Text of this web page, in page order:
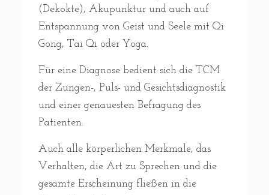
(Dekokte), Akupunktur und auch auf
Entspannung von Geist und Seele mit Qi
Gong, Tai Qi oder Yoga.
Für eine Diagnose bedient sich die TCM
der Zungen-, Puls- und Gesichtsdiagnostik
und einer genauesten Befragung des
Patienten.
Auch alle körperlichen Merkmale, das
Verhalten, die Art zu Sprechen und die
gesamte Erscheinung fließen in die